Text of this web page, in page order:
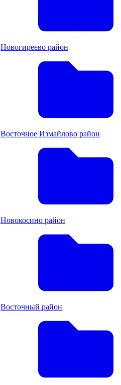
Новогиреево район
Восточное Измайлово район
Новокосино район
Восточный район